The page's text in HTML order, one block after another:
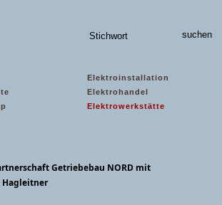
Elektroinstallation
Elektrohandel
Elektrowerkstätte
Getriebebau NORD mit
Hagleitner